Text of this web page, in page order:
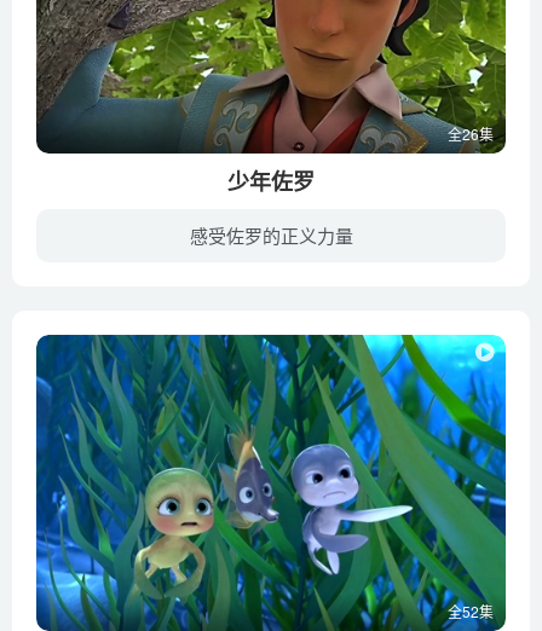
全26集
少年佐罗
感受佐罗的正义力量
全52集